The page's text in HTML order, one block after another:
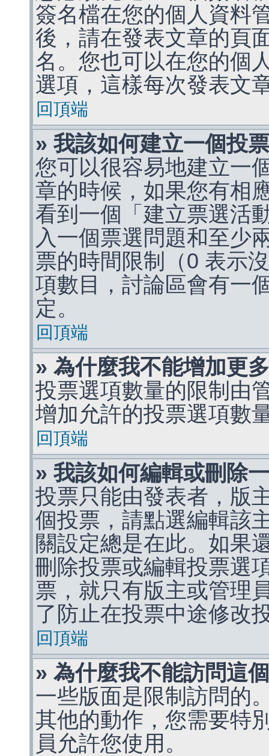
簽名檔在您的個人資料
後，請在發表文章的頁
名。您也可以在您的個
選項，這樣每次發表文
回頂端
» 我該如何建立一個投
您可以很容易地建立一
章的時候，如果您有相
看到一個「建立票選活
入一個票選問題和至少
票的時間限制（0 表示
項數目，討論區會有一
定。
回頂端
» 為什麼我不能增加更
投票選項數量的限制由
增加允許的投票選項數
回頂端
» 我該如何編輯或刪除
投票只能由發表者，版
個投票，請點選編輯該
關設定總是在此。如果
刪除投票或編輯投票選
票，就只有版主或管理
了防止在投票中途修改
回頂端
» 為什麼我不能訪問這
一些版面是限制訪問的
其他的動作，您需要特
員允許您使用。